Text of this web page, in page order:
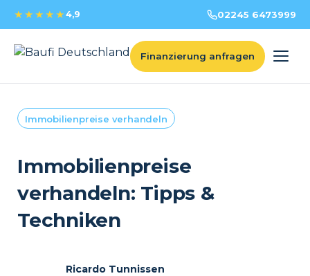
★★★★★ 4,9 02245 6473999
Finanzierung anfragen
Immobilienpreise verhandeln
Immobilienpreise
verhandeln: Tipps &
Techniken
Ricardo Tunnissen